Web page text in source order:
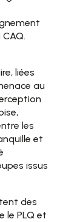
liées
au
les
et
issus
des
le PLQ et